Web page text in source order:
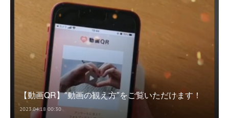
【動画QR】″動画の観え方″をご覧いただけます！
2023.04.18 00:30